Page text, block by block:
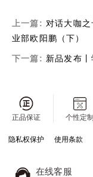
上一篇: 对话大咖
业部欧阳鹏（下）
下一篇: 新品发布
正品保证 个性定制
隐私权保护 使用条款
在线客服